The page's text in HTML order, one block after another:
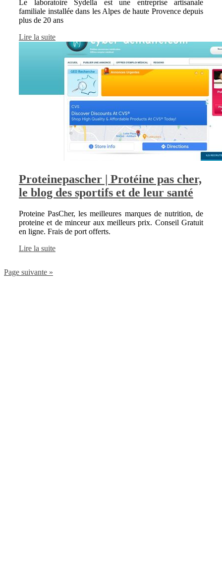
Le laboratoire Sydella est une entreprise artisanale
familiale installée dans les Alpes de haute Provence depuis
plus de 20 ans
Lire la suite
Proteine­pascher | Protéine pas cher,
le blog des sportifs et de leur santé
Proteine PasCher, les meilleures marques de nutrition, de
proteine et de minceur aux meilleurs prix. Conseil Gratuit
en ligne. Frais de port offerts.
Lire la suite
Page suivante »